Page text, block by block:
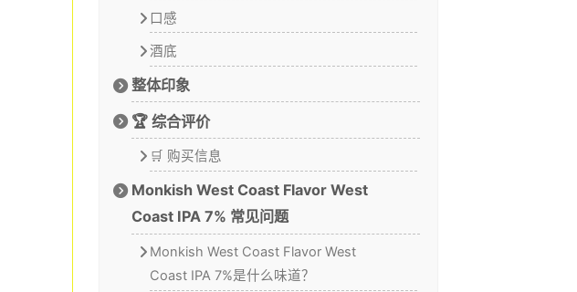
口感
酒底
整体印象
🏆 综合评价
🛒 购买信息
Monkish West Coast Flavor West
Coast IPA 7% 常见问题
Monkish West Coast Flavor West
Coast IPA 7%是什么味道？